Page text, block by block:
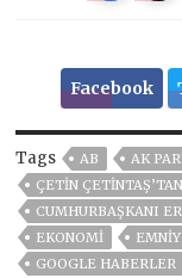
Facebook
Tags AB AK
ÇETİN
CUMHURBAŞKANI
EKONOMİ
GOOGLE HABERLER